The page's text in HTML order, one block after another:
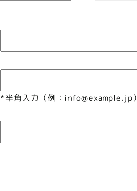
*半角入力（例：info@example.jp）